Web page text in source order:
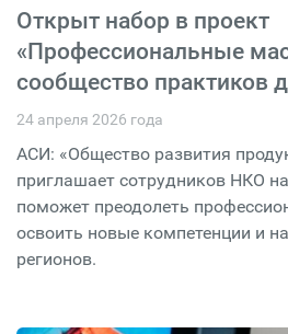
Открыт набор в проект
«Профессиональные
сообщество практиков
24 апреля 2026 года
АСИ: «Общество развития
приглашает сотрудников НКО
поможет преодолеть
освоить новые компетенции и
регионов.